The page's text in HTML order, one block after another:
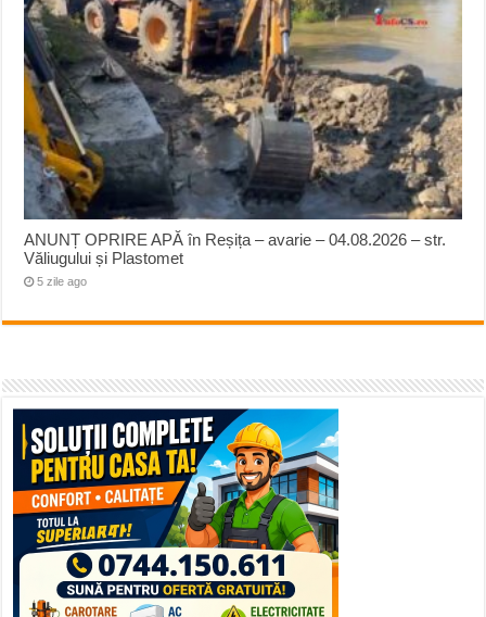
ANUNȚ OPRIRE APĂ în Reșița – avarie – 04.08.2026 – str.
Văliugului și Plastomet
5 zile ago